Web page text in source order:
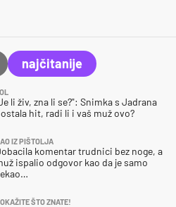
najčitanije
li živ, zna li se?": Snimka s Jadrana
hit, radi li i vaš muž ovo?
IZ PIŠTOLJA
komentar trudnici bez noge, a
ispalio odgovor kao da je samo
ŠTO ZNATE!